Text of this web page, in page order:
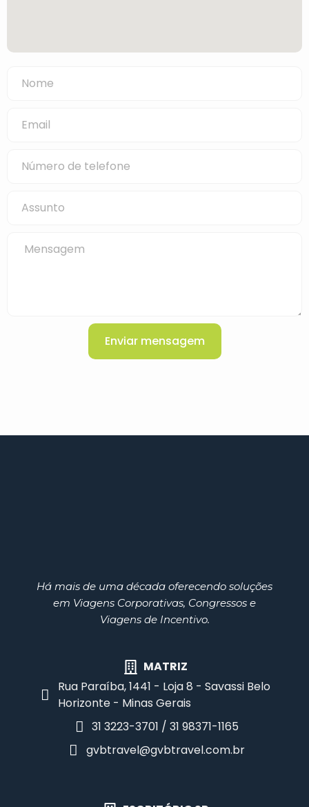
Enviar mensagem
Há mais de uma década oferecendo soluções
em Viagens Corporativas, Congressos e
Viagens de Incentivo.
MATRIZ
Rua Paraíba, 1441 - Loja 8 - Savassi Belo
Horizonte - Minas Gerais
31 3223-3701 / 31 98371-1165
gvbtravel@gvbtravel.com.br